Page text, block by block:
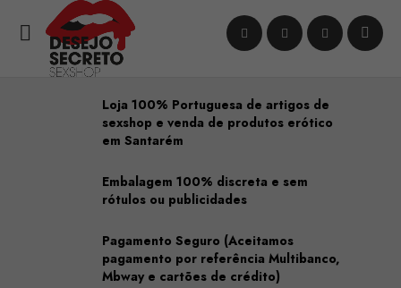

Loja 100% Portuguesa de artigos de
sexshop e venda de produtos erótico
em Santarém
Embalagem 100% discreta e sem
rótulos ou publicidades
Pagamento Seguro (Aceitamos
pagamento por referência Multibanco,
Mbway e cartões de crédito)